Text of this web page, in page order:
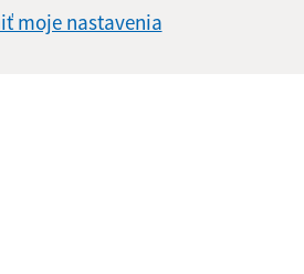
moje nastavenia
osobných údajov